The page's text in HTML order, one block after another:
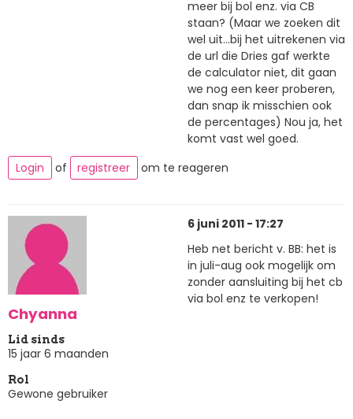
meer bij bol enz. via CB
staan? (Maar we zoeken dit
wel uit...bij het uitrekenen via
de url die Dries gaf werkte
de calculator niet, dit gaan
we nog een keer proberen,
dan snap ik misschien ook
de percentages) Nou ja, het
komt vast wel goed.
Login
of registreer om te reageren
Chyanna
Lid sinds
15 jaar 6 maanden
Rol
Gewone gebruiker
6 juni 2011 - 17:27
Heb net bericht v. BB: het is
in juli-aug ook mogelijk om
zonder aansluiting bij het cb
via bol enz te verkopen!